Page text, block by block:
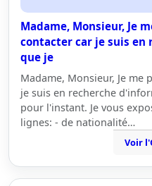
Madame, Monsieur, Je
contacter car je suis
que je
Madame, Monsieur, Je me
je suis en recherche
pour l'instant. Je vous
lignes: - de nationalité…
Voir